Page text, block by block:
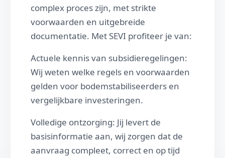
complex proces zijn, met strikte
voorwaarden en uitgebreide
documentatie. Met SEVI profiteer je van:
Actuele kennis van subsidieregelingen:
Wij weten welke regels en voorwaarden
gelden voor bodemstabiliseerders en
vergelijkbare investeringen.
Volledige ontzorging: Jij levert de
basisinformatie aan, wij zorgen dat de
aanvraag compleet, correct en op tijd